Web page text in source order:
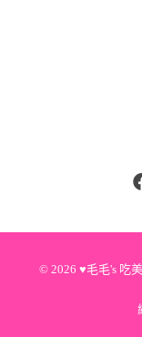
© 2026 ♥毛毛's 吃